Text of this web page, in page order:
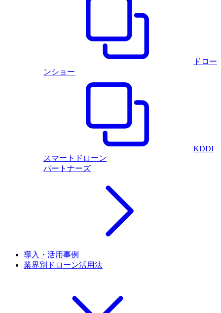
ドロー
ンショー
KDDI
スマートドローン
パートナーズ
導入・活用事例
業界別ドローン活用法